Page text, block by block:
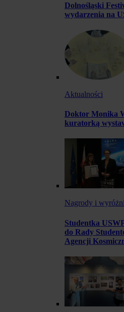
Dolnośląski
wydarzenia na
Aktualności
Doktor Monika
kuratorką
Nagrody i
Studentka
do Rady
Agencji